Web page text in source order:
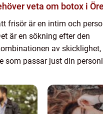
veta om botox i
frisör är en intim och
är en sökning efter den
av skicklighet,
som passar just din